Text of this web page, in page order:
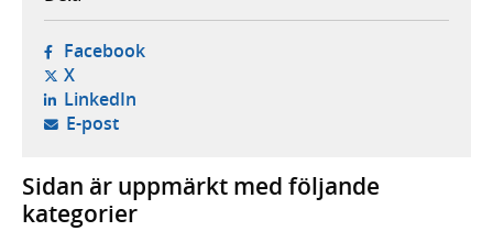
Facebook- öppnas i ny flik, extern webbplats,
X- öppnas i ny flik, extern webbplats,
LinkedIn- öppnas i ny flik, extern webbplats,
E-post- öppnar din e-postklient,
Sidan är uppmärkt med följande
kategorier